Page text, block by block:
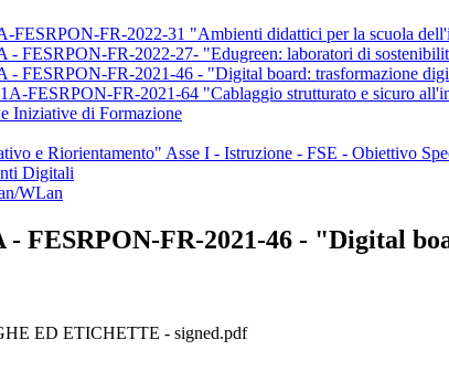
FESRPON-FR-2022-31 "Ambienti didattici per la scuola
- FESRPON-FR-2022-27- "Edugreen: laboratori di
- FESRPON-FR-2021-46 - "Digital board: trasformazione
FESRPON-FR-2021-64 "Cablaggio strutturato e sicuro
Iniziative di Formazione
e Riorientamento" Asse I - Istruzione - FSE - Obiettivo
Digitali
WLan
- FESRPON-FR-2021-46 - "Digital
ED ETICHETTE - signed.pdf